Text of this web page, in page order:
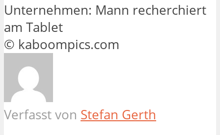
© kaboompics.com
Verfasst von Stefan Gerth